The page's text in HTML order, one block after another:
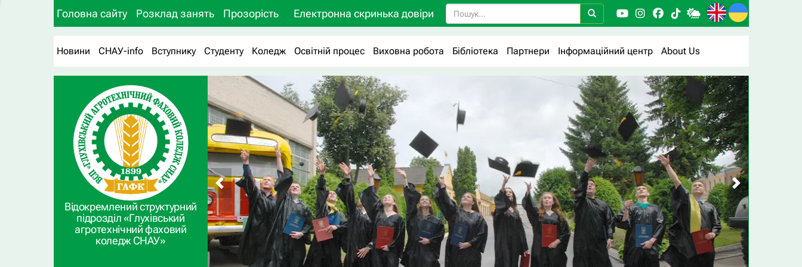
Головна сайту Розклад занять Прозорість Електронна скринька довіри
Новини СНАУ-info Вступнику Студенту Коледж Освітній процес Виховна робота Бібліотека Партнери Інформаційний центр About Us
Відокремлений структурний
підрозділ «Глухівський
агротехнічний фаховий
коледж СНАУ»